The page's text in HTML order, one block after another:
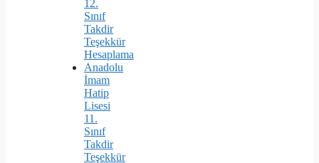
12.
Sınıf
Takdir
Teşekkür
Hesaplama
Anadolu
İmam
Hatip
Lisesi
11.
Sınıf
Takdir
Teşekkür